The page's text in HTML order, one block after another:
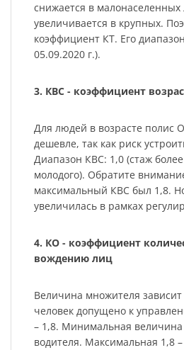
снижается в малонаселенных
увеличивается в крупных.
коэффициент КТ. Его
05.09.2020 г.).
3. КВС - коэффициент
Для людей в возрасте полис
дешевле, так как риск
Диапазон КВС: 1,0 (стаж более
молодого). Обратите
максимальный КВС был 1,8.
увеличилась в рамках
4. КО - коэффициент
вождению лиц
Величина множителя зависит
человек допущено к
– 1,8. Минимальная величина
водителя. Максимальная 1,8